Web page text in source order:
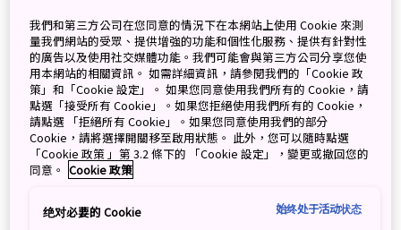
到岡山縣桃茂實苑採摘新
鮮白桃、麝香葡萄！
小朋友也可參與！品嚐晴天之國
的甜美水果
想品嚐到新鮮的當季水果的話，建議不妨直接到觀光農場
我們和第三方公司在您同意的情況下在本網站上使用 Cookie 來測
量我們網站的受眾、提供增強的功能和個性化服務、提供有針對性
的廣告以及使用社交媒體功能。我們可能會與第三方公司分享您使
用本網站的相關資訊。 如需詳細資訊，請參閱我們的「Cookie 政
策」和「Cookie 設定」。 如果您同意使用我們所有的 Cookie，請
點選「接受所有 Cookie」。如果您拒絕使用我們所有的 Cookie，
請點選 「拒絕所有 Cookie」。如果您同意使用我們的部分
Cookie，請將選擇開關移至啟用狀態。 此外，您可以隨時點選
「Cookie 政策 」第 3.2 條下的 「Cookie 設定」，變更或撤回您的
同意。 Cookie 政策
绝对必要的 Cookie 始终处于活动状态